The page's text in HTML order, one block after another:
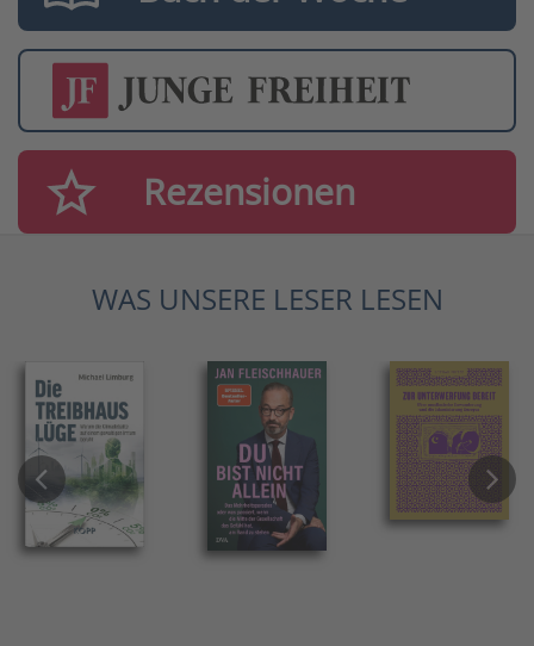
Rezensionen
WAS UNSERE LESER LESEN
Previous Next